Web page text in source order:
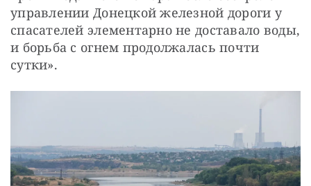
управлении Донецкой железной дороги у
спасателей элементарно не доставало воды,
и борьба с огнем продолжалась почти
сутки».